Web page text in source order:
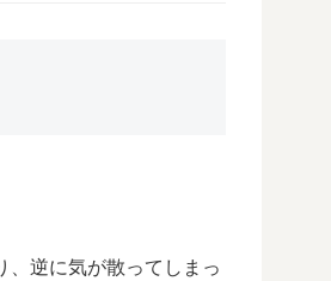
、逆に気が散ってしまっ